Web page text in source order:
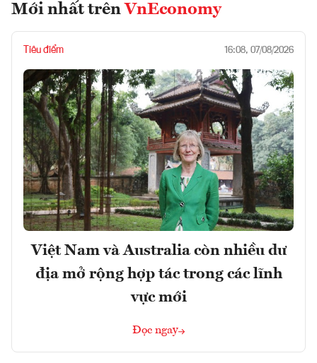
Mới nhất trên VnEconomy
Tiêu điểm 16:08, 07/08/2026
Việt Nam và Australia còn nhiều dư
địa mở rộng hợp tác trong các lĩnh
vực mới
Đọc ngay